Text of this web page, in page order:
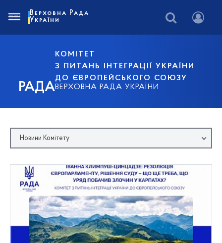
РАДА
КОМІТЕТ
З ПИТАНЬ ІНТЕГРАЦІЇ УКРАЇНИ
ДО ЄВРОПЕЙСЬКОГО СОЮЗУ
ВЕРХОВНА РАДА УКРАЇНИ
Верховна Рада
України
Новини Комітету